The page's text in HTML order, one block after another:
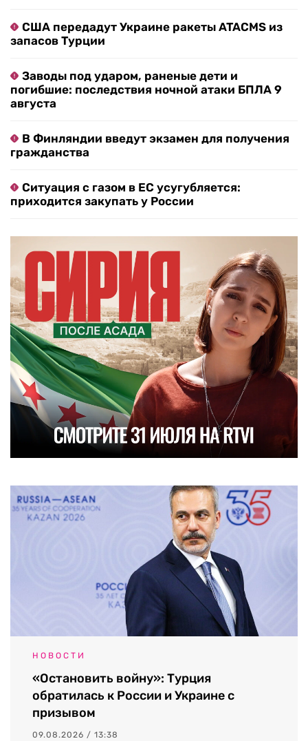
США передадут Украине ракеты ATACMS из
запасов Турции
Заводы под ударом, раненые дети и
погибшие: последствия ночной атаки БПЛА 9
августа
В Финляндии введут экзамен для получения
гражданства
Ситуация с газом в ЕС усугубляется:
приходится закупать у России
НОВОСТИ
«Остановить войну»: Турция
обратилась к России и Украине с
призывом
09.08.2026 / 13:38